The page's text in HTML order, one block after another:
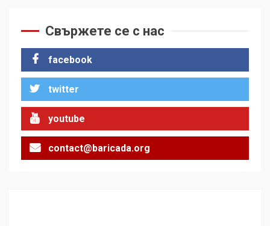
Свържете се с нас
facebook
twitter
youtube
contact@baricada.org